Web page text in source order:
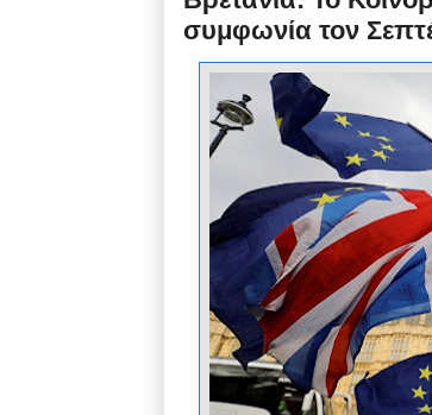
συμφωνία τον